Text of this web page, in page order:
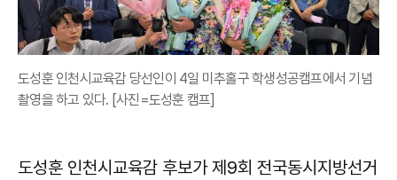
도성훈 인천시교육감 당선인이 4일 미추홀구 학생성공캠프에서 기념
촬영을 하고 있다. [사진=도성훈 캠프]
도성훈 인천시교육감 후보가 제9회 전국동시지방선거